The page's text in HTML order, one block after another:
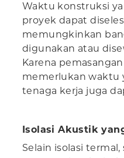
Waktu konstruksi
proyek dapat
memungkinkan
digunakan atau
Karena
memerlukan waktu
tenaga kerja juga
Isolasi Akustik
Selain isolasi